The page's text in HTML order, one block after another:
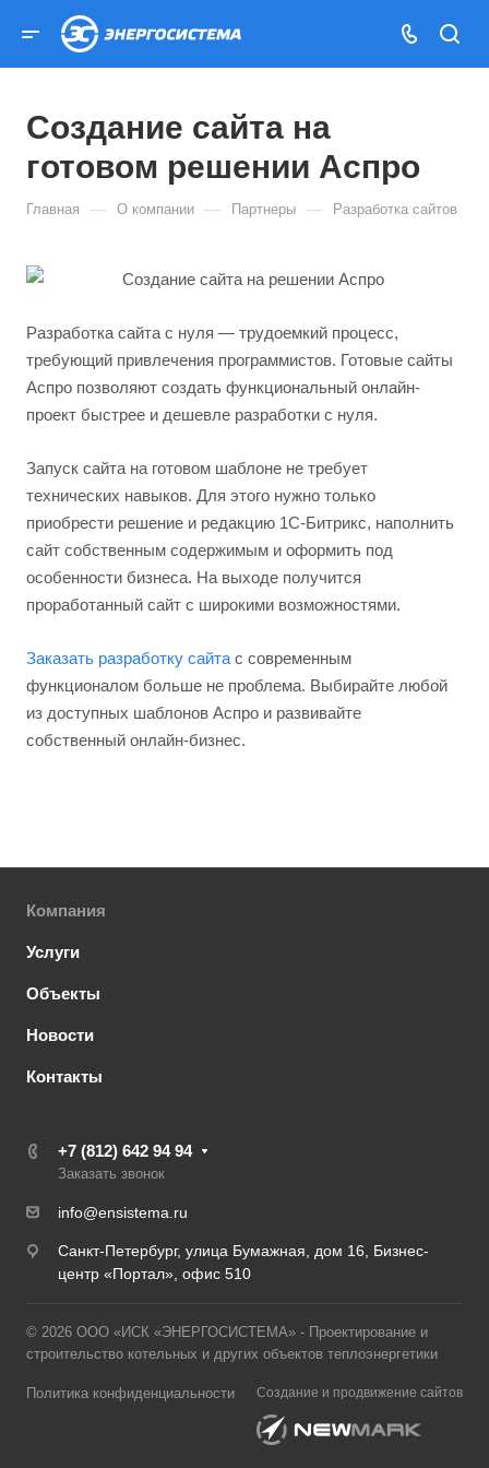
Создание сайта на
готовом решении Аспро
Главная — О компании — Партнеры — Разработка сайтов
Разработка сайта с нуля — трудоемкий процесс,
требующий привлечения программистов. Готовые сайты
Аспро позволяют создать функциональный онлайн-
проект быстрее и дешевле разработки с нуля.
Запуск сайта на готовом шаблоне не требует
технических навыков. Для этого нужно только
приобрести решение и редакцию 1С-Битрикс, наполнить
сайт собственным содержимым и оформить под
особенности бизнеса. На выходе получится
проработанный сайт с широкими возможностями.
Заказать разработку сайта с современным
функционалом больше не проблема. Выбирайте любой
из доступных шаблонов Аспро и развивайте
собственный онлайн-бизнес.
Компания
Услуги
Объекты
Новости
Контакты
+7 (812) 642 94 94
Заказать звонок
info@ensistema.ru
Санкт-Петербург, улица Бумажная, дом 16, Бизнес-
центр «Портал», офис 510
© 2026 ООО «ИСК «ЭНЕРГОСИСТЕМА» - Проектирование и
строительство котельных и других объектов теплоэнергетики
Политика конфиденциальности Создание и продвижение сайтов